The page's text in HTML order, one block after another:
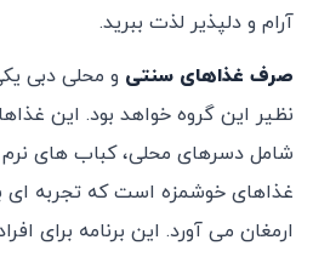
آرام و دلپذیر لذت ببرید.
صرف غذاهای سنتی و محلی دبی
‌نظیر این گروه خواهد بود. این
شامل دسرهای محلی، کباب ‌های
غذاهای خوشمزه است که تجربه ‌ای
ارمغان می ‌آورد. این برنامه برای